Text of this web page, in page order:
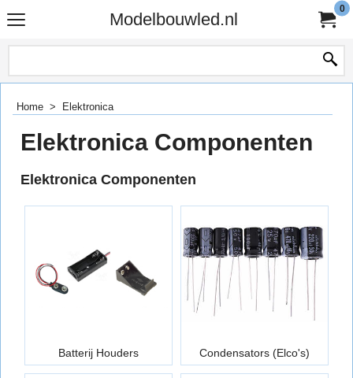
Modelbouwled.nl
0
Home > Elektronica
Elektronica Componenten
Elektronica Componenten
Batterij Houders Condensators (Elco's)